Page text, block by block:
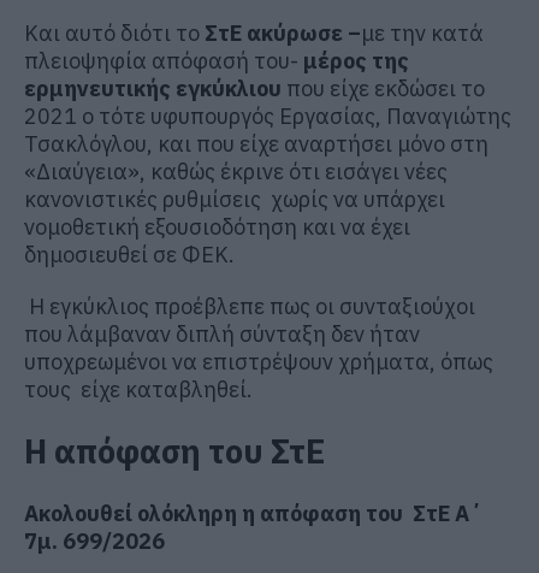
Και αυτό διότι το ΣτΕ ακύρωσε –με την κατά
πλειοψηφία απόφασή του- μέρος της
ερμηνευτικής εγκύκλιου που είχε εκδώσει το
2021 ο τότε υφυπουργός Εργασίας, Παναγιώτης
Τσακλόγλου, και που είχε αναρτήσει μόνο στη
«Διαύγεια», καθώς έκρινε ότι εισάγει νέες
κανονιστικές ρυθμίσεις χωρίς να υπάρχει
νομοθετική εξουσιοδότηση και να έχει
δημοσιευθεί σε ΦΕΚ.
Η εγκύκλιος προέβλεπε πως οι συνταξιούχοι
που λάμβαναν διπλή σύνταξη δεν ήταν
υποχρεωμένοι να επιστρέψουν χρήματα, όπως
τους είχε καταβληθεί.
Η απόφαση του ΣτΕ
Ακολουθεί ολόκληρη η απόφαση του ΣτΕ Α΄
7μ. 699/2026